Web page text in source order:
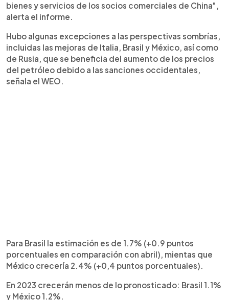
bienes y servicios de los socios comerciales de China",
alerta el informe.
Hubo algunas excepciones a las perspectivas sombrías,
incluidas las mejoras de Italia, Brasil y México, así como
de Rusia, que se beneficia del aumento de los precios
del petróleo debido a las sanciones occidentales,
señala el WEO.
Para Brasil la estimación es de 1.7% (+0.9 puntos
porcentuales en comparación con abril), mientas que
México crecería 2.4% (+0,4 puntos porcentuales).
En 2023 crecerán menos de lo pronosticado: Brasil 1.1%
y México 1.2%.